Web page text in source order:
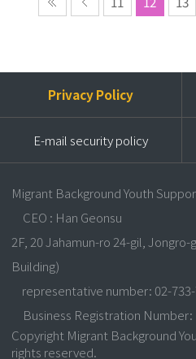
Privacy Policy
E-mail security policy
Migrant Background Youth
CEO : Han Geonsu
2F, 20 Jahamun-ro 24-gil,
Building)
representative number: 02-
Business Registration Number:
Copyright Migrant Background
rights reserved.